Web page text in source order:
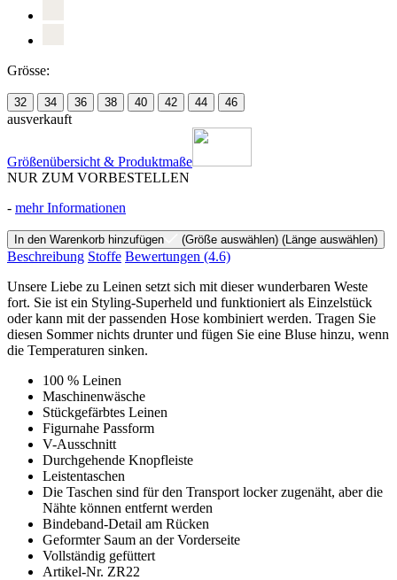
Grösse:
32 34 36 38 40 42 44 46
ausverkauft
Größenübersicht & Produktmaße
NUR ZUM VORBESTELLEN
- mehr Informationen
In den Warenkorb hinzufügen (Größe auswählen) (Länge auswählen)
Beschreibung Stoffe Bewertungen (4.6)
Unsere Liebe zu Leinen setzt sich mit dieser wunderbaren Weste
fort. Sie ist ein Styling-Superheld und funktioniert als Einzelstück
oder kann mit der passenden Hose kombiniert werden. Tragen Sie
diesen Sommer nichts drunter und fügen Sie eine Bluse hinzu, wenn
die Temperaturen sinken.
100 % Leinen
Maschinenwäsche
Stückgefärbtes Leinen
Figurnahe Passform
V-Ausschnitt
Durchgehende Knopfleiste
Leistentaschen
Die Taschen sind für den Transport locker zugenäht, aber die
Nähte können entfernt werden
Bindeband-Detail am Rücken
Geformter Saum an der Vorderseite
Vollständig gefüttert
Artikel-Nr. ZR22